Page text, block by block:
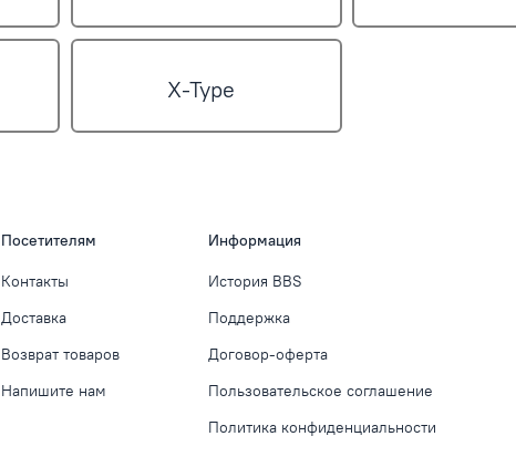
X-Type
Посетителям
Контакты
Доставка
Возврат товаров
Напишите нам
Информация
История BBS
Поддержка
Договор-оферта
Пользовательское соглашение
Политика конфиденциальности